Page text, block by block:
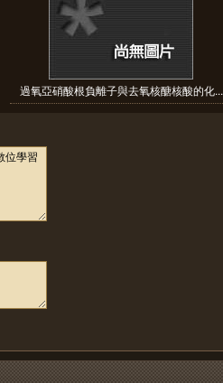
過氧亞硝酸根負離子與去氧核醣核酸的化...